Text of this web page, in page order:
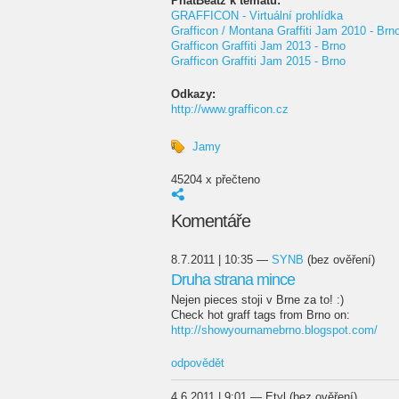
GRAFFICON - Virtuální prohlídka
Grafficon / Montana Graffiti Jam 2010 -
Grafficon Graffiti Jam 2013 - Brno
Grafficon Graffiti Jam 2015 - Brno
Odkazy:
http://www.grafficon.cz
Jamy
45204 x přečteno
Komentáře
8.7.2011 | 10:35 — SYNB (bez ověření)
Druha strana mince
Nejen pieces stoji v Brne za to! :)
Check hot graff tags from Brno on:
http://showyournamebrno.blogspot.com/
odpovědět
4.6.2011 | 9:01 — Etyl (bez ověření)